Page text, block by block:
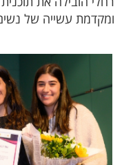
ומקדמת עשייה של נשים